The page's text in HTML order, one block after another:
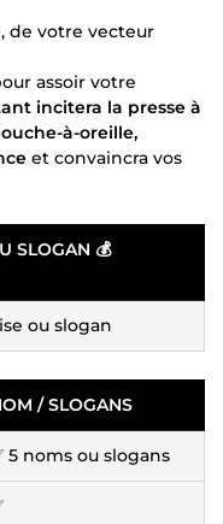
de votre vecteur
assoir votre
incitera la presse à
à-oreille,
et convaincra vos
SLOGAN 💰
ou slogan
/ SLOGANS
5 noms ou slogans